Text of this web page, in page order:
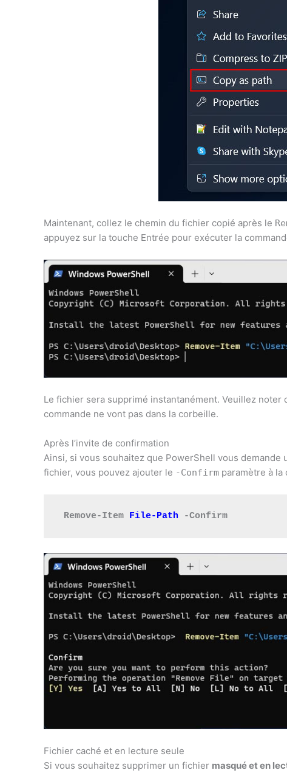
Maintenant, collez le chemin du fichier copié après le
appuyez sur la touche Entrée pour exécuter la
Le fichier sera supprimé instantanément. Veuillez noter
commande ne vont pas dans la corbeille.
Après l’invite de confirmation
Ainsi, si vous souhaitez que PowerShell vous
fichier, vous pouvez ajouter le -Confirm paramètre à la
Remove-Item File-Path -Confirm
Fichier caché et en lecture seule
Si vous souhaitez supprimer un fichier masqué et en